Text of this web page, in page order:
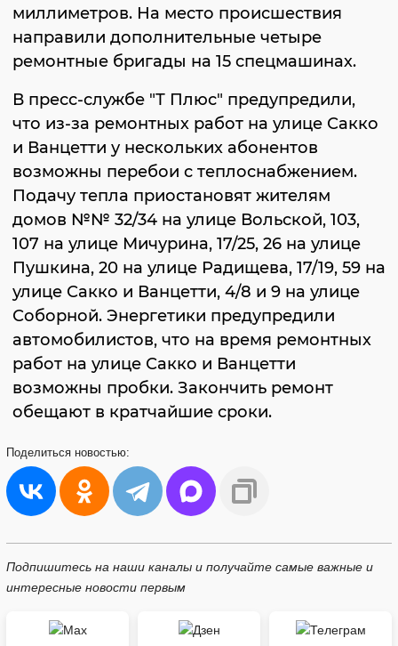
миллиметров. На место происшествия
направили дополнительные четыре
ремонтные бригады на 15 спецмашинах.
В пресс-службе "Т Плюс" предупредили,
что из-за ремонтных работ на улице Сакко
и Ванцетти у нескольких абонентов
возможны перебои с теплоснабжением.
Подачу тепла приостановят жителям
домов №№ 32/34 на улице Вольской, 103,
107 на улице Мичурина, 17/25, 26 на улице
Пушкина, 20 на улице Радищева, 17/19, 59 на
улице Сакко и Ванцетти, 4/8 и 9 на улице
Соборной. Энергетики предупредили
автомобилистов, что на время ремонтных
работ на улице Сакко и Ванцетти
возможны пробки. Закончить ремонт
обещают в кратчайшие сроки.
Поделиться новостью:
Подпишитесь на наши каналы и получайте самые важные и
интересные новости первым